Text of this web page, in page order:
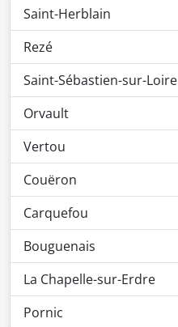
Saint-Herblain
Rezé
Saint-Sébastien-sur-Loire
Orvault
Vertou
Couëron
Carquefou
Bouguenais
La Chapelle-sur-Erdre
Pornic